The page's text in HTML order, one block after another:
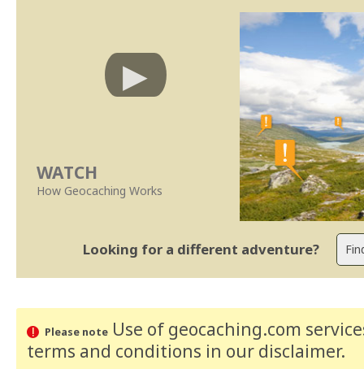
WATCH
How Geocaching Works
Looking for a different adventure?
Please noteUse of geocaching.com
terms and conditions in our disclaimer.